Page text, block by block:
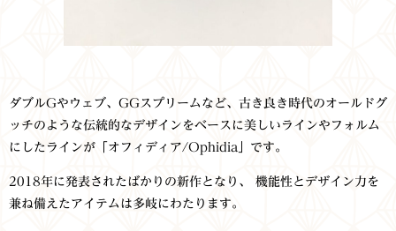
ダブルGやウェブ、GGスプリームなど、古き良き時代のオールドグ
ッチのような伝統的なデザインをベースに美しいラインやフォルム
にしたラインが「オフィディア/Ophidia」です。
2018年に発表されたばかりの新作となり、 機能性とデザイン力を
兼ね備えたアイテムは多岐にわたります。